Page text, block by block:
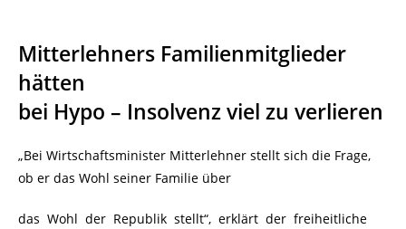
Mitterlehners Familienmitglieder
hätten
bei Hypo – Insolvenz viel zu verlieren
„Bei Wirtschaftsminister Mitterlehner stellt sich die Frage,
ob er das Wohl seiner Familie über
das Wohl der Republik stellt“, erklärt der freiheitliche